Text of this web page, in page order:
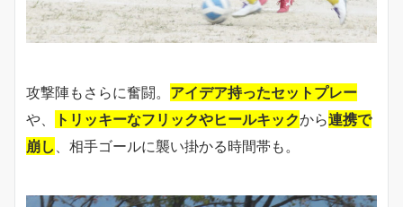
攻撃陣もさらに奮闘。 アイデア持ったセットプレー
や、
トリッキーなフリックやヒールキックから連携で
崩し 、相手ゴールに襲い掛かる時間帯も。